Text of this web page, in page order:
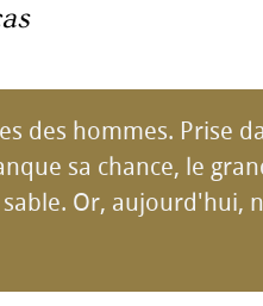
des hommes. Prise
sa chance, le
Or, aujourd'hui,